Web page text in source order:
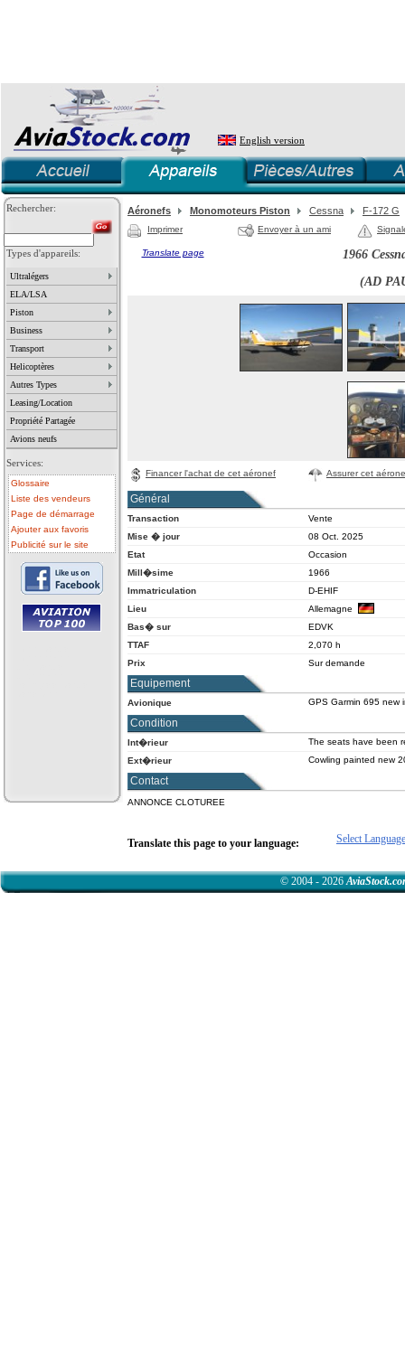
English version
Rechercher:
Types d'appareils:
Ultralégers
ELA/LSA
Piston
Business
Transport
Helicoptères
Autres Types
Leasing/Location
Propriété Partagée
Avions neufs
Services:
Glossaire
Liste des vendeurs
Page de démarrage
Ajouter aux favoris
Publicité sur le site
Aéronefs Monomoteurs Piston Cessna F-172 G
Imprimer Envoyer à un ami
1966
(AD
Translate page
Financer l'achat de cet aéronef Assurer cet
Général
Transaction
Vente
Mise � jour
08 Oct. 2025
Etat
Occasion
Mill�sime
1966
Immatriculation
D-EHIF
Lieu
Allemagne
Bas� sur
EDVK
TTAF
2,070 h
Prix
Sur demande
Equipement
Avionique GPS Garmin 695 new
Condition
Int�rieur
The seats have been
Ext�rieur
Cowling painted new
Contact
ANNONCE CLOTUREE
Translate this page to your language: Select Language
© 2004 - 2026